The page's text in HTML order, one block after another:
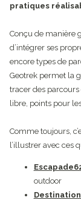
pratiques
Conçu de manière
d’intégrer ses
encore types de
Geotrek permet la
tracer des
libre, points pour
Comme toujours,
l’illustrer avec ces
outdoor